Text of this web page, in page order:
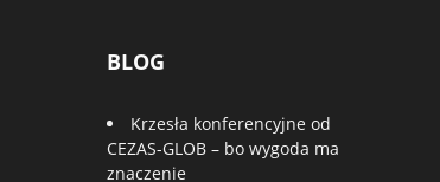
BLOG
Krzesła konferencyjne od
CEZAS-GLOB – bo wygoda ma
znaczenie